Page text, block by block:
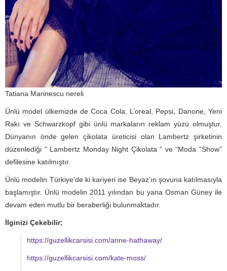
Tatiana Marinescu nereli
Ünlü model ülkemizde de Coca Cola, L’oreal, Pepsi, Danone, Yeni
Rakı ve Schwarzkopf gibi ünlü markaların reklam yüzü olmuştur.
Dünyanın önde gelen çikolata üreticisi olan Lambertz şirketinin
düzenlediği “ Lambertz Monday Night Çikolata “ ve “Moda “Show”
defilesine katılmıştır.
Ünlü modelin Türkiye’de ki kariyeri ise Beyaz’ın şovuna katılmasıyla
başlamıştır. Ünlü modelin 2011 yılından bu yana Osman Güney ile
devam eden mutlu bir beraberliği bulunmaktadır.
İlginizi Çekebilir;
https://guzellikcarsisi.com/anne-hathaway/
https://guzellikcarsisi.com/kate-moss/